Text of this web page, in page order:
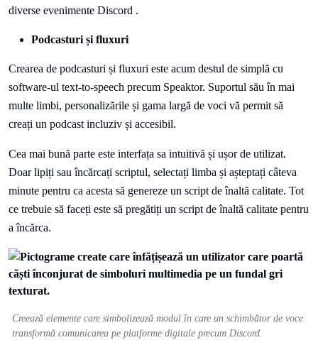
diverse evenimente Discord .
Podcasturi și fluxuri
Crearea de podcasturi și fluxuri este acum destul de simplă cu
software-ul text-to-speech precum Speaktor. Suportul său în mai
multe limbi, personalizările și gama largă de voci vă permit să
creați un podcast incluziv și accesibil.
Cea mai bună parte este interfața sa intuitivă și ușor de utilizat.
Doar lipiți sau încărcați scriptul, selectați limba și așteptați câteva
minute pentru ca acesta să genereze un script de înaltă calitate. Tot
ce trebuie să faceți este să pregătiți un script de înaltă calitate pentru
a încărca.
Creează elemente care simbolizează modul în care un schimbător de voce
transformă comunicarea pe platforme digitale precum Discord.